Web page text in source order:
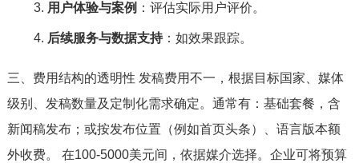
用户体验与案例 ：评估实际用户评价。
后续服务与数据支持：如效果跟踪。
三、费用结构的透明性 发稿费用不一，根据目标国家、媒体
级别、发稿数量及定制化需求确定。通常有：基础套餐，含
新闻稿发布；或按发布位置（例如首页头条）、语言版本额
外收费。 在100-5000美元间，依据媒介选择。企业可将预算